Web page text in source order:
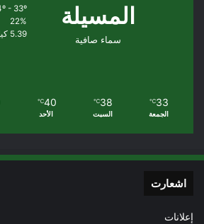
المسيلة
سماء صافية
22%
5.39 كيلومتر/ساعة
33
℃
الجمعة
38
℃
السبت
40
℃
الأحد
اشعارت
إعلانات